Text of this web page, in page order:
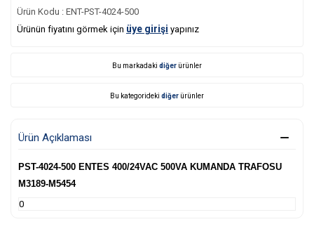
Ürün Kodu : ENT-PST-4024-500
Ürünün fiyatını görmek için üye girişi yapınız
Bu markadaki diğer ürünler
Bu kategorideki diğer ürünler
Ürün Açıklaması
PST-4024-500 ENTES 400/24VAC 500VA KUMANDA TRAFOSU
M3189-M5454
0